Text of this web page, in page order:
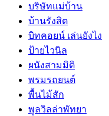
บริษัทแม่บ้าน
บ้านรังสิต
บิทคอยน์ เล่นยังไง
ป้ายไวนิล
ผนังสามมิติ
พรมรถยนต์
พื้นไม้สัก
พูลวิลล่าพัทยา